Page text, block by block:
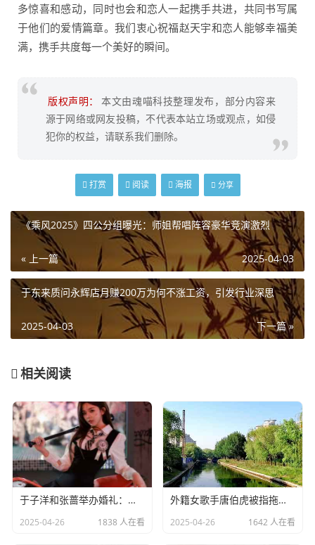
多惊喜和感动，同时也会和恋人一起携手共进，共同书写属
于他们的爱情篇章。我们衷心祝福赵天宇和恋人能够幸福美
满，携手共度每一个美好的瞬间。
版权声明：
本文由魂喵科技整理发布，部分内容来
源于网络或网友投稿，不代表本站立场或观点，如侵
犯你的权益，请联系我们删除。
打赏 阅读 海报 分享
《乘风2025》四公分组曝光：师姐帮唱阵容豪华竞演激烈
« 上一篇 2025-04-03
于东来质问永辉店月赚200万为何不涨工资，引发行业深思
下一篇 »
2025-04-03
相关阅读
于子洋和张蔷举办婚礼：一对赛场情场双丰收的人生赢家​
2025-04-26 1838 人在看
外籍女歌手唐伯虎被指拖欠劳务费：明星责任不应该缺席​
2025-04-26 1642 人在看